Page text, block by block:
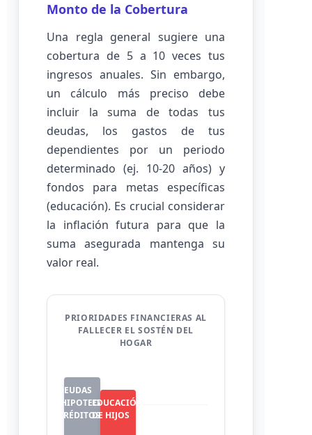
Monto de la Cobertura
Una regla general sugiere una
cobertura de 5 a 10 veces tus
ingresos anuales. Sin embargo,
un cálculo más preciso debe
incluir la suma de todas tus
deudas, los gastos de tus
dependientes por un periodo
determinado (ej. 10-20 años) y
fondos para metas específicas
(educación). Es crucial considerar
la inflación futura para que la
suma asegurada mantenga su
valor real.
PRIORIDADES FINANCIERAS AL
FALLECER EL SOSTÉN DEL
HOGAR
DEUDAS
(HIPOTECA,
CRÉDITOS)
EDUCACIÓN
DE HIJOS